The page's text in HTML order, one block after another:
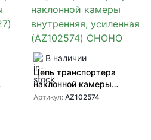
В наличии
Цепь транспортера
наклонной камеры
внутренняя, усиленная
Артикул: AZ102574